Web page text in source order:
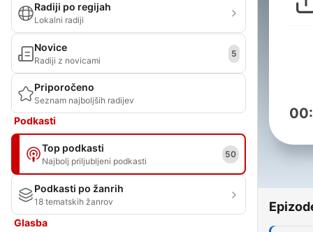
Radiji po regijah
Lokalni radiji
Novice
Radiji z novicami
5
Priporočeno
Seznam najboljših radijev
Podkasti
Top podkasti
Najbolj priljubljeni podkasti
50
Podkasti po žanrih
18 tematskih žanrov
Glasba